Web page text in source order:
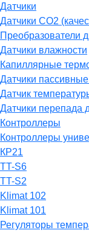
Датчики
Датчики СО2
Преобразователи
Датчики влажности
Капиллярные
Датчики
Датчик
Датчики перепада
Контроллеры
Контроллеры
КР21
TT-S6
TT-S2
Klimat 102
Klimat 101
Регуляторы